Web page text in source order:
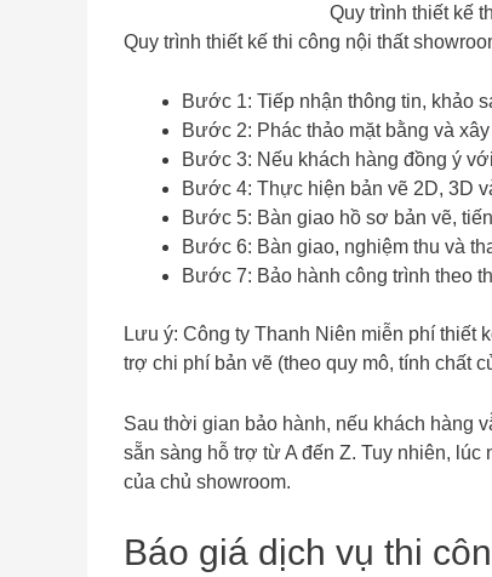
Quy trình thiết kế
Quy trình thiết kế thi công nội thất
Bước 1: Tiếp nhận thông tin, khảo
Bước 2: Phác thảo mặt bằng và
Bước 3: Nếu khách hàng đồng ý
Bước 4: Thực hiện bản vẽ 2D, 3D
Bước 5: Bàn giao hồ sơ bản vẽ,
Bước 6: Bàn giao, nghiệm thu và
Bước 7: Bảo hành công trình theo
Lưu ý: Công ty Thanh Niên miễn phí thiết
trợ chi phí bản vẽ (theo quy mô, tính chất
Sau thời gian bảo hành, nếu khách hàng
sẵn sàng hỗ trợ từ A đến Z. Tuy nhiên,
của chủ showroom.
Báo giá dịch vụ thi